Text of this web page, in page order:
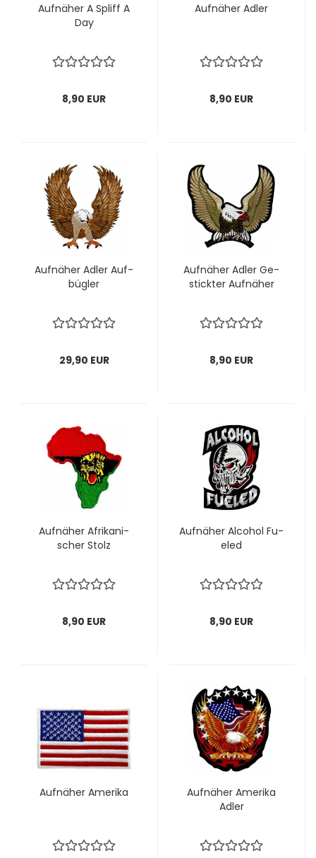
Auf­nä­her A Spliff A
Day
8,90 EUR
Auf­nä­her Adler
8,90 EUR
Auf­nä­her Adler Auf­
büg­ler
29,90 EUR
Auf­nä­her Adler Ge­
stick­ter Auf­nä­her
8,90 EUR
Auf­nä­her Afri­ka­ni­
scher Stolz
8,90 EUR
Auf­nä­her Al­co­hol Fu­
e­led
8,90 EUR
Auf­nä­her Ame­ri­ka
Auf­nä­her Ame­ri­ka
Adler